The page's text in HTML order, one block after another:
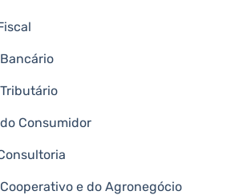
Consumidor
e do Agronegócio